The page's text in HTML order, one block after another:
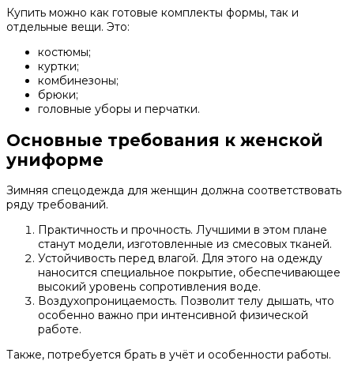
Купить можно как готовые комплекты формы, так и
отдельные вещи. Это:
костюмы;
куртки;
комбинезоны;
брюки;
головные уборы и перчатки.
Основные требования к женской
униформе
Зимняя спецодежда для женщин должна соответствовать
ряду требований.
Практичность и прочность. Лучшими в этом плане
станут модели, изготовленные из смесовых тканей.
Устойчивость перед влагой. Для этого на одежду
наносится специальное покрытие, обеспечивающее
высокий уровень сопротивления воде.
Воздухопроницаемость. Позволит телу дышать, что
особенно важно при интенсивной физической
работе.
Также, потребуется брать в учёт и особенности работы.